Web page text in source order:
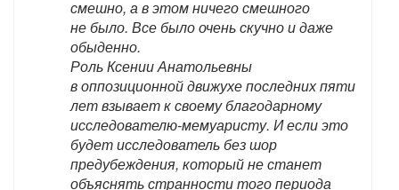
смешно, а в этом ничего смешного
не было. Все было очень скучно и даже
обыденно.
Роль Ксении Анатольевны
в оппозиционной движухе последних пяти
лет взывает к своему благодарному
исследователю-мемуаристу. И если это
будет исследователь без шор
предубеждения, который не станет
объяснять странности того периода